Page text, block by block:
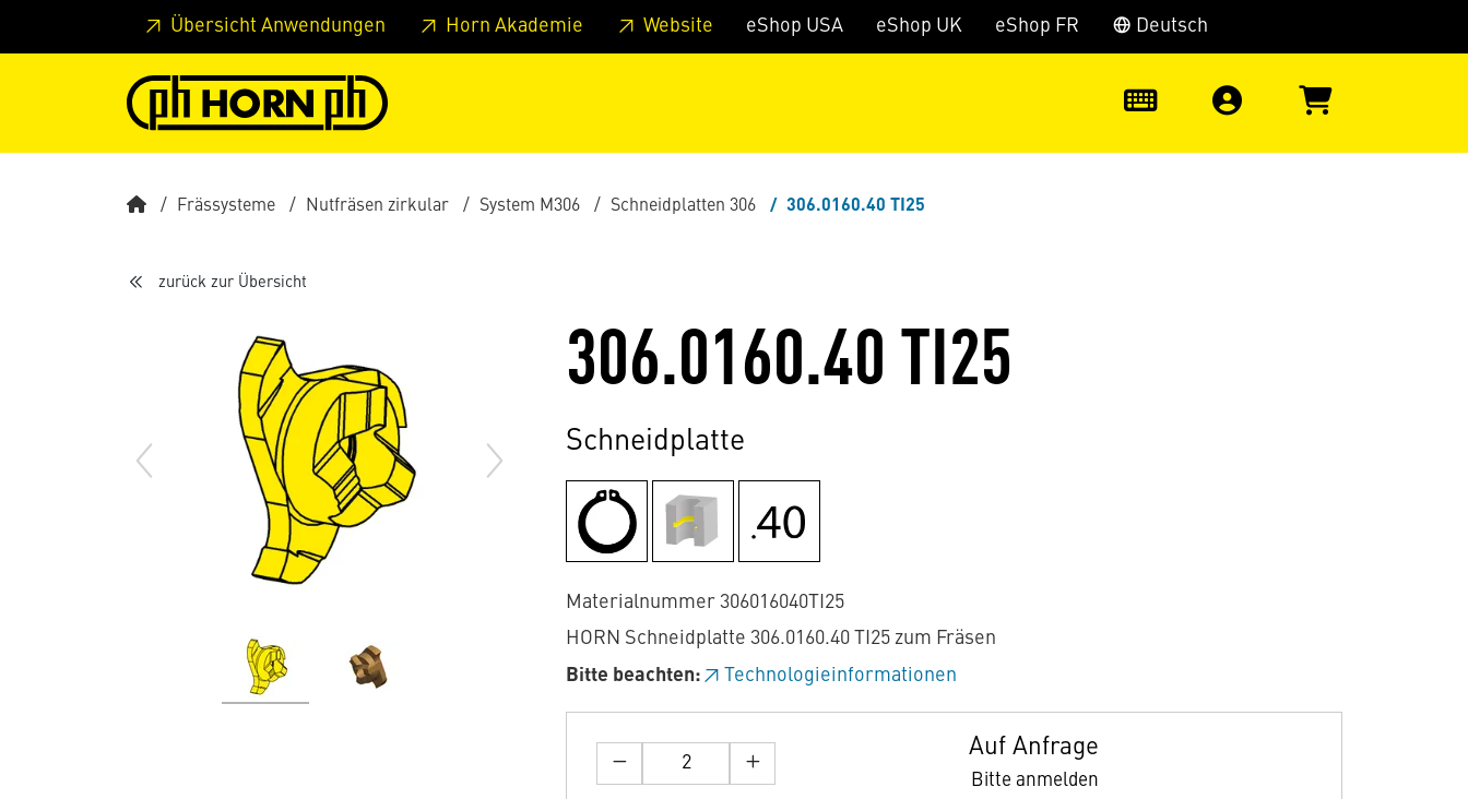
Springe zu Hauptinhalt Springe zum Header Springe zum Footer Springe zum Hauptmenu Springe zur Suche
Übersicht Anwendungen Horn Akademie Website eShop USA eShop UK eShop FR Deutsch
Frässysteme Nutfräsen zirkular System M306 Schneidplatten 306 306.0160.40 TI25
zurück zur Übersicht
306.0160.40 TI25
Schneidplatte
Materialnummer 306016040TI25
HORN Schneidplatte 306.0160.40 TI25 zum Fräsen
Bitte beachten:
Technologieinformationen
Auf Anfrage
Bitte anmelden